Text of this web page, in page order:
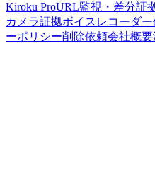
Kiroku ProURL監視・差分証
カメラ証拠ボイスレコーダー
ーポリシー削除依頼会社概要